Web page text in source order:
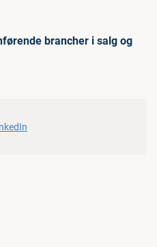
brancher i salg og